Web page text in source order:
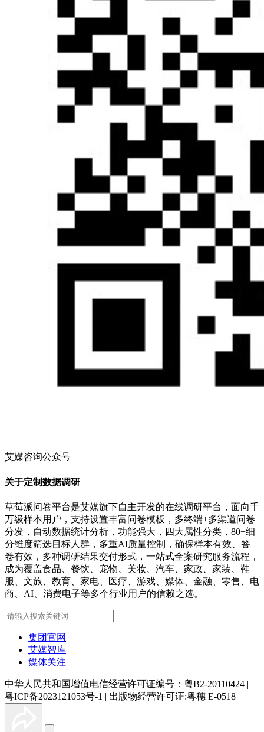
艾媒咨询公众号
关于定制数据调研
草莓派问卷平台是艾媒旗下自主开发的在线调研平台，面向千
万级样本用户，支持设置丰富问卷模板，多终端+多渠道问卷
分发，自动数据统计分析，功能强大，四大属性分类，80+细
分维度筛选目标人群，多重AI质量控制，确保样本有效、答
卷有效，多种调研结果交付形式，一站式全案研究服务流程，
成为覆盖食品、餐饮、宠物、美妆、汽车、家政、家装、鞋
服、文旅、教育、家电、医疗、游戏、媒体、金融、零售、电
商、AI、消费电子等多个行业用户的信赖之选。
集团官网
艾媒智库
媒体关注
中华人民共和国增值电信经营许可证编号：粤B2-20110424 |
粤ICP备2023121053号-1 | 出版物经营许可证:粤穗 E-0518